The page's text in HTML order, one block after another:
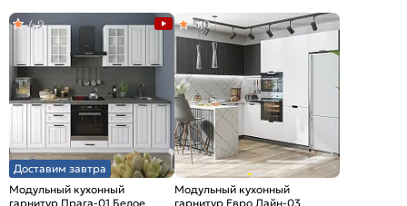
Доставим завтра
Модульный кухонный
гарнитур Прага-01 Белое
4,9
Модульный кухонный
гарнитур Евро Лайн-03
5,0